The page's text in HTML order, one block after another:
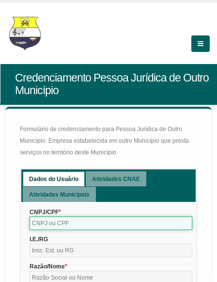
Credenciamento Pessoa Jurídica de Outro
Município
Formulário de credenciamento para Pessoa Jurídica de Outro
Município: Empresa estabelecida em outro Município que presta
serviços no território deste Município
Dados do Usuário Atividades CNAE
Atividades Municipais
CNPJ/CPF
I.E./RG
Razão/Nome